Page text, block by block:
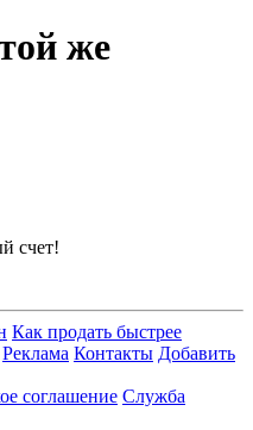
же
счет!
Как продать быстрее
Реклама Контакты Добавить
соглашение Служба